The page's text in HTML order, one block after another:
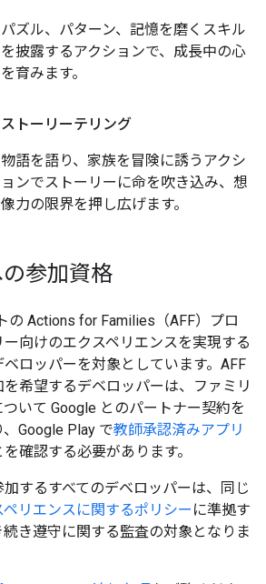
パズル、パターン、記憶を磨くスキル
を披露するアクションで、成長中の心
を育みます。
ストーリーテリング
物語を語り、家族を冒険に誘うアクシ
ョンでストーリーに命を吹き込み、想
像力の限界を押し広げます。
参加資格
の Actions for Families（AFF）プロ
向けのエクスペリエンスを実現する
ロッパーを対象としています。AFF
希望するデベロッパーは、ファミリ
いて Google とのパートナー契約を
Google Play で教師承認済みアプリ
確認する必要があります。
するすべてのデベロッパーは、同じ
リエンスに関するポリシー に準拠す
き遵守に関する監査の対象となりま